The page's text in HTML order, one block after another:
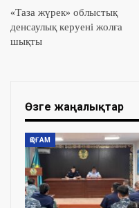
«Таза жүрек» облыстық
денсаулық керуені жолға
шықты
Өзге жаңалықтар
ҚОҒАМ